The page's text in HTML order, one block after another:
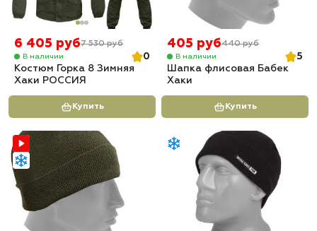
6 405 руб7 530 руб
В наличии
0
Костюм Горка 8 Зимняя
Хаки РОССИЯ
Купить
405 руб440 руб
В наличии
5
Шапка флисовая Бабек
Хаки
Купить